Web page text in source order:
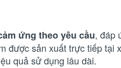
ứng theo yêu cầu, đáp
được sản xuất trực tiếp tại
quả sử dụng lâu dài.